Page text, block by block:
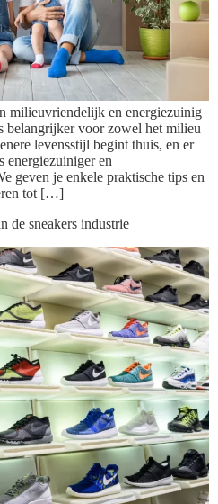
milieuvriendelijk en energiezuinig
belangrijker voor zowel het milieu
levensstijl begint thuis, en er
energiezuiniger en
geven je enkele praktische tips en
tot […]
de sneakers industrie